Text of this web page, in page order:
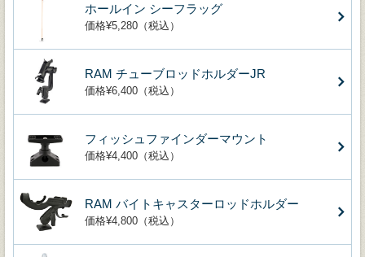
ホールイン シーフラッグ
価格¥5,280（税込）
RAM チューブロッドホルダーJR
価格¥6,400（税込）
フィッシュファインダーマウント
価格¥4,400（税込）
RAM バイトキャスターロッドホルダー
価格¥4,800（税込）